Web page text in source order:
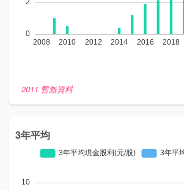
2011 暫無資料
3年平均